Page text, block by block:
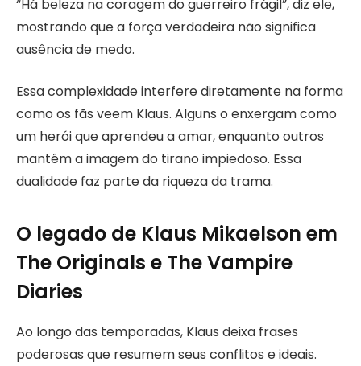
“Há beleza na coragem do guerreiro frágil”, diz ele,
mostrando que a força verdadeira não significa
ausência de medo.
Essa complexidade interfere diretamente na forma
como os fãs veem Klaus. Alguns o enxergam como
um herói que aprendeu a amar, enquanto outros
mantêm a imagem do tirano impiedoso. Essa
dualidade faz parte da riqueza da trama.
O legado de Klaus Mikaelson em
The Originals e The Vampire
Diaries
Ao longo das temporadas, Klaus deixa frases
poderosas que resumem seus conflitos e ideais.